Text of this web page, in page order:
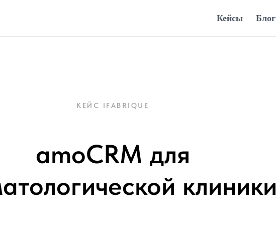
Кейсы Блог
КЕЙС IFABRIQUE
amoCRM для
клиники